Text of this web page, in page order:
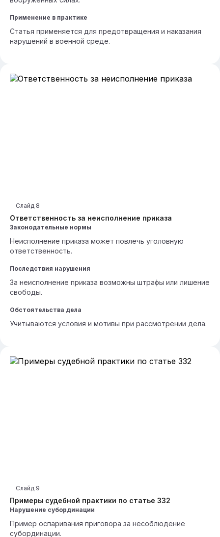
Применение в практике
Статья применяется для предотвращения и наказания
нарушений в военной среде.
Ответственность за неисполнение приказа
Слайд 8
Законодательные нормы
Неисполнение приказа может повлечь уголовную
ответственность.
Последствия нарушения
За неисполнение приказа возможны штрафы или лишение
свободы.
Обстоятельства дела
Учитываются условия и мотивы при рассмотрении дела.
Примеры судебной практики по статье 332
Слайд 9
Нарушение субординации
Пример оспаривания приговора за несоблюдение
субординации.